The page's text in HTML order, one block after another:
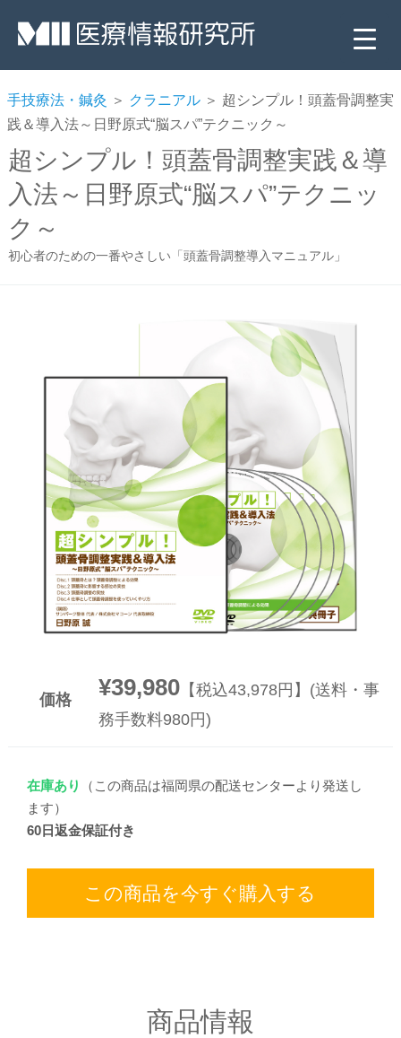
手技療法・鍼灸 ＞ クラニアル ＞ 超シンプル！頭蓋骨調整実
践＆導入法～日野原式“脳スパ”テクニック～
超シンプル！頭蓋骨調整実践＆導
入法～日野原式“脳スパ”テクニッ
ク～
初心者のための一番やさしい「頭蓋骨調整導入マニュアル」
価格 ¥39,980【税込43,978円】(送料・事
務手数料980円)
在庫あり
（この商品は福岡県の配送センターより発送し
ます）
60日返金保証付き
この商品を今すぐ購入する
商品情報
▼
▼